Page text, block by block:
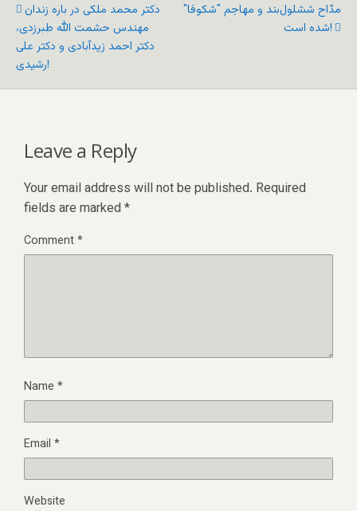
دکتر محمد ملکی در باره زندان
مهندس حشمت الله طبرزدی،
دکتر احمد زیدآبادی و دکتر علی
رشیدی!
مدّاح ششلول‌بند و مهاجم "شکوفا"
شده است!
Leave a Reply
Your email address will not be published. Required
fields are marked *
Comment*
Name *
Email *
Website